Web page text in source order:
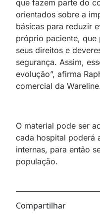
que fazem parte do
orientados sobre a
básicas para reduzir
próprio paciente, que
seus direitos e
segurança. Assim,
evolução”, afirma
comercial da
O material pode ser
cada hospital poderá
internas, para então
população.
Compartilhar